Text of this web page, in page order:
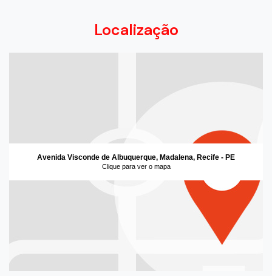
Localização
Avenida Visconde de Albuquerque, Madalena, Recife - PE
Clique para ver o mapa